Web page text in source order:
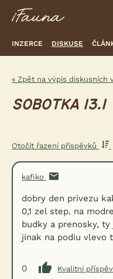
INZERCE DISKUSE
« Zpět na výpis diskusních
SOBOTKA 13.1
Otočit řazení příspěvků
kafiko
dobry den privezu
0,1 zel step. na
budky a prenosky,
jinak na podiu vlevo
0
Kvalitní